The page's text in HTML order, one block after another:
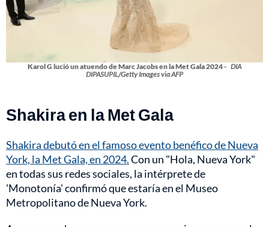
Karol G lució un atuendo de Marc Jacobs en la Met Gala 2024 - DIA
DIPASUPIL/Getty Images via AFP
Shakira en la Met Gala
Shakira debutó en el famoso evento benéfico de Nueva
York, la Met Gala, en 2024.Con un "Hola, Nueva York"
en todas sus redes sociales, la intérprete de
'Monotonía' confirmó que estaría en el Museo
Metropolitano de Nueva York.